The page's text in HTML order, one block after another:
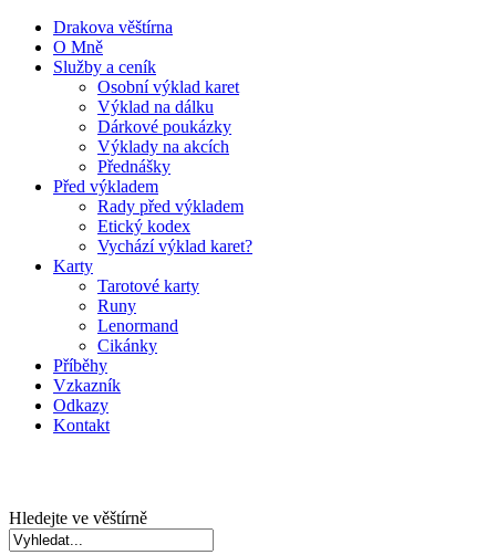
Drakova věštírna
O Mně
Služby a ceník
Osobní výklad karet
Výklad na dálku
Dárkové poukázky
Výklady na akcích
Přednášky
Před výkladem
Rady před výkladem
Etický kodex
Vychází výklad karet?
Karty
Tarotové karty
Runy
Lenormand
Cikánky
Příběhy
Vzkazník
Odkazy
Kontakt
Hledejte ve věštírně